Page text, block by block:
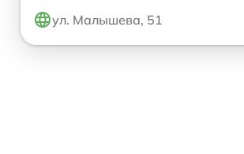
ул. Малышева, 51